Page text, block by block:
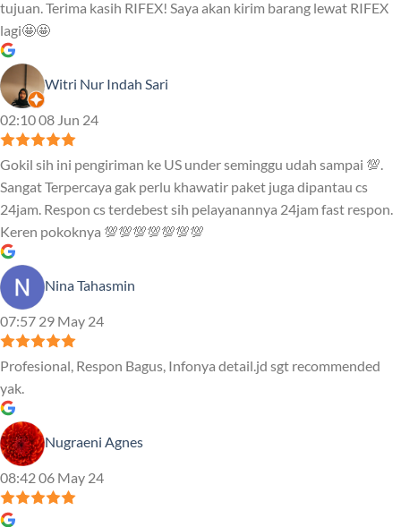
tujuan. Terima kasih RIFEX! Saya akan kirim barang lewat RIFEX
lagi🤩🤩
Witri Nur Indah Sari
02:10 08 Jun 24
Gokil sih ini pengiriman ke US under seminggu udah sampai 💯.
Sangat Terpercaya gak perlu khawatir paket juga dipantau cs
24jam. Respon cs terdebest sih pelayanannya 24jam fast respon.
Keren pokoknya 💯💯💯💯💯💯💯
Nina Tahasmin
07:57 29 May 24
Profesional, Respon Bagus, Infonya detail.jd sgt recommended
yak.
Nugraeni Agnes
08:42 06 May 24